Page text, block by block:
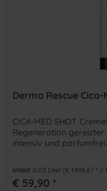
Derma Rescue
CICA-MED SHOT
Regeneration
intensiv und parfumfrei.
Inhalt 0.03 Liter (€ 1.996,67 * /
€ 59,90 *